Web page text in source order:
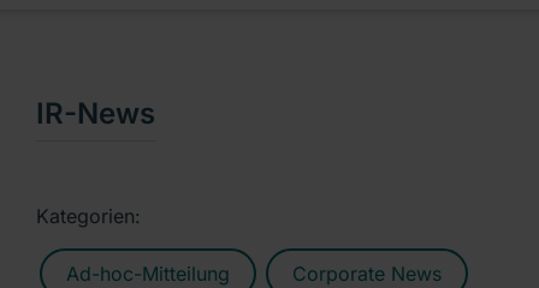
KONTAKT
Präsentationen & Conference Calls
IR-News
Kategorien:
Ad-hoc-Mitteilung Corporate News